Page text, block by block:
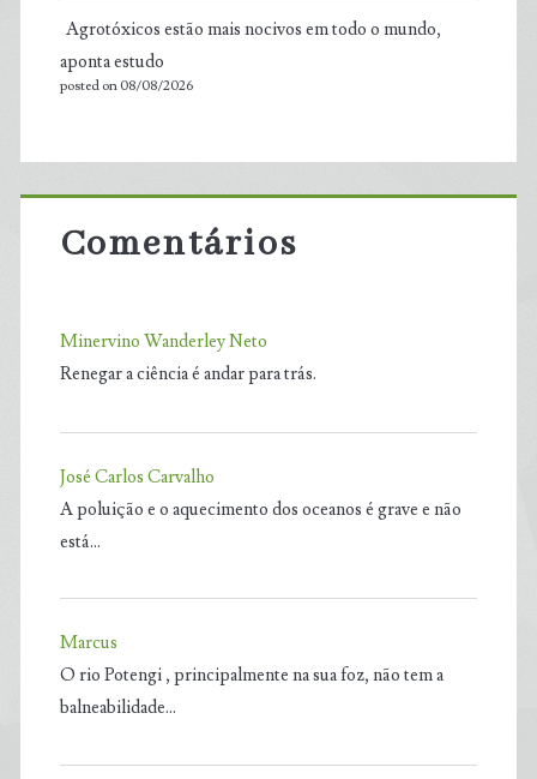
Agrotóxicos estão mais nocivos em todo o mundo,
aponta estudo
posted on 08/08/2026
Comentários
Minervino Wanderley Neto
Renegar a ciência é andar para trás.
José Carlos Carvalho
A poluição e o aquecimento dos oceanos é grave e não
está…
Marcus
O rio Potengi , principalmente na sua foz, não tem a
balneabilidade…